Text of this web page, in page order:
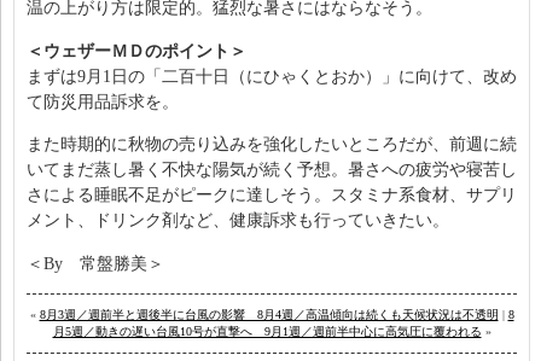
温の上がり方は限定的。猛烈な暑さにはならなそう。
＜ウェザーＭＤのポイント＞
まずは9月1日の「二百十日（にひゃくとおか）」に向けて、改め
て防災用品訴求を。
また時期的に秋物の売り込みを強化したいところだが、前週に続
いてまだ蒸し暑く不快な陽気が続く予想。暑さへの疲労や寝苦し
さによる睡眠不足がピークに達しそう。スタミナ系食材、サプリ
メント、ドリンク剤など、健康訴求も行っていきたい。
＜By 常盤勝美＞
« 8月3週／週前半と週後半に台風の影響 8月4週／高温傾向は続くも天候状況は不透明 | 8
月5週／動きの遅い台風10号が直撃へ 9月1週／週前半中心に高気圧に覆われる »